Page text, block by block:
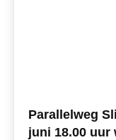
Parallelweg
juni 18.00 uur